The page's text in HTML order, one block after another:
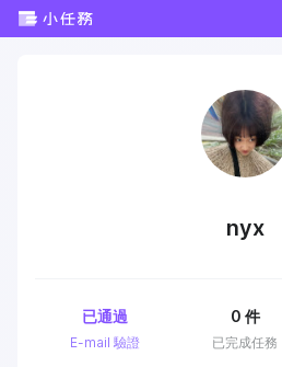
nyx
E-mail 驗證
已通過
已完成任務
0 件